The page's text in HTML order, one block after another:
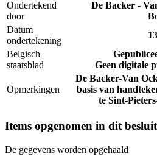
Ondertekend
door
De Backer -
Datum
ondertekening
Belgisch
staatsblad
Geen digitale
Opmerkingen
De Backer-Van
basis van
te Sint-
Items opgenomen in dit besluit
De gegevens worden opgehaald